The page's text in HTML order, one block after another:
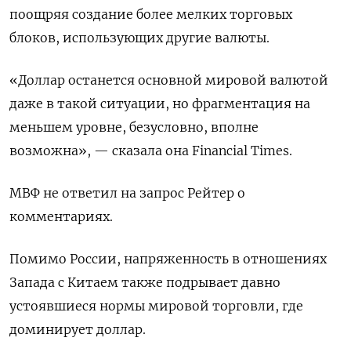
поощряя создание более мелких торговых
блоков, использующих другие валюты.
«Доллар останется основной мировой валютой
даже в такой ситуации, но фрагментация на
меньшем уровне, безусловно, вполне
возможна», — сказала она Financial Times.
МВФ не ответил на запрос Рейтер о
комментариях.
Помимо России, напряженность в отношениях
Запада с Китаем также подрывает давно
устоявшиеся нормы мировой торговли, где
доминирует доллар.